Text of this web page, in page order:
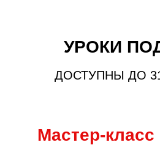
УРОКИ
ДОСТУПНЫ ДО
Мастер-